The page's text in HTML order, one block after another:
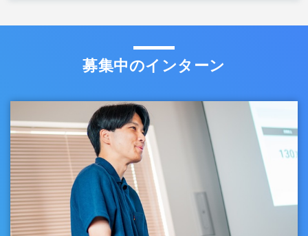
募集中のインターン